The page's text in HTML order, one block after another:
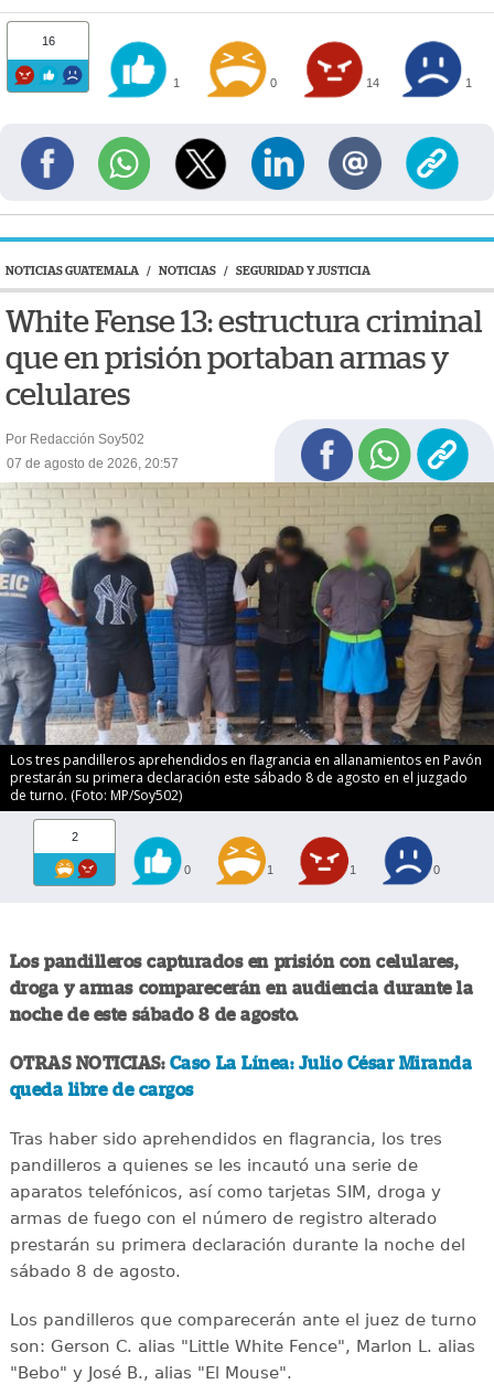
16
1 0 14 1
NOTICIAS GUATEMALA / NOTICIAS / SEGURIDAD Y JUSTICIA
White Fense 13: estructura criminal
que en prisión portaban armas y
celulares
Por Redacción Soy502
07 de agosto de 2026, 20:57
Los tres pandilleros aprehendidos en flagrancia en allanamientos en Pavón
prestarán su primera declaración este sábado 8 de agosto en el juzgado
de turno. (Foto: MP/Soy502)
2
0 1 1 0
Los pandilleros capturados en prisión con celulares,
droga y armas comparecerán en audiencia durante la
noche de este sábado 8 de agosto.
OTRAS NOTICIAS: Caso La Línea: Julio César Miranda
queda libre de cargos
Tras haber sido aprehendidos en flagrancia, los tres
pandilleros a quienes se les incautó una serie de
aparatos telefónicos, así como tarjetas SIM, droga y
armas de fuego con el número de registro alterado
prestarán su primera declaración durante la noche del
sábado 8 de agosto.
Los pandilleros que comparecerán ante el juez de turno
son: Gerson C. alias "Little White Fence", Marlon L. alias
"Bebo" y José B., alias "El Mouse".